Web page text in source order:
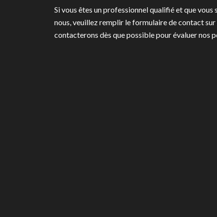
Si vous êtes un professionnel qualifié et que
nous, veuillez remplir le formulaire de contact sur
contacterons dès que possible pour évaluer nos